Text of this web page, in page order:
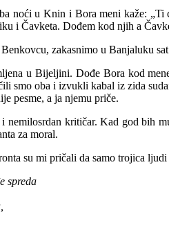
noći u Knin i Bora meni kaže: „Ti
i Čavketa. Dođem kod njih a
zakasnimo u Banjaluku
u Bijeljini. Dođe Bora kod
smo oba i izvukli kabal iz zida
pesme, a ja njemu priče.
kritičar. Kad god bih
za moral.
su mi pričali da samo trojica
spreda